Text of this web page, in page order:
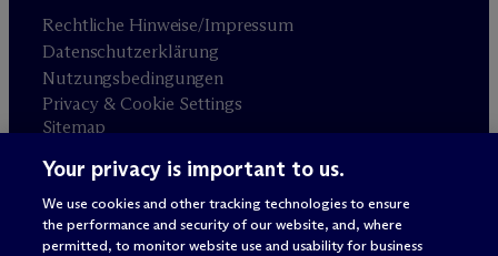
Rechtliche Hinweise/Impressum
Datenschutzerklärung
Nutzungsbedingungen
Privacy & Cookie Settings
Sitemap
Anwaltswerbung © 2026 M Dermott Will & Schulte
Your privacy is important to us.
We use cookies and other tracking technologies to ensure
the performance and security of our website, and, where
permitted, to monitor website use and usability for business